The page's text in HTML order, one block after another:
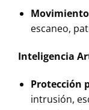
escaneo,
Inteligencia
Protección
intrusión,